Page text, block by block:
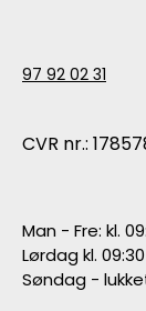
97 92 02 31
CVR nr.:
Man - Fre: kl.
Lørdag kl.
Søndag -